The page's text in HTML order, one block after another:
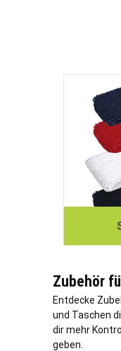
Zubehör
Entdecke
und Taschen
dir mehr
geben.